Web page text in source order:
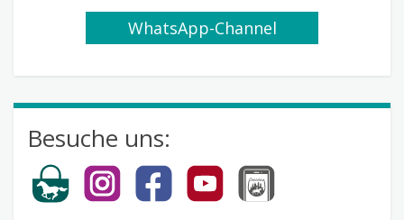
WhatsApp-Channel
Besuche uns: